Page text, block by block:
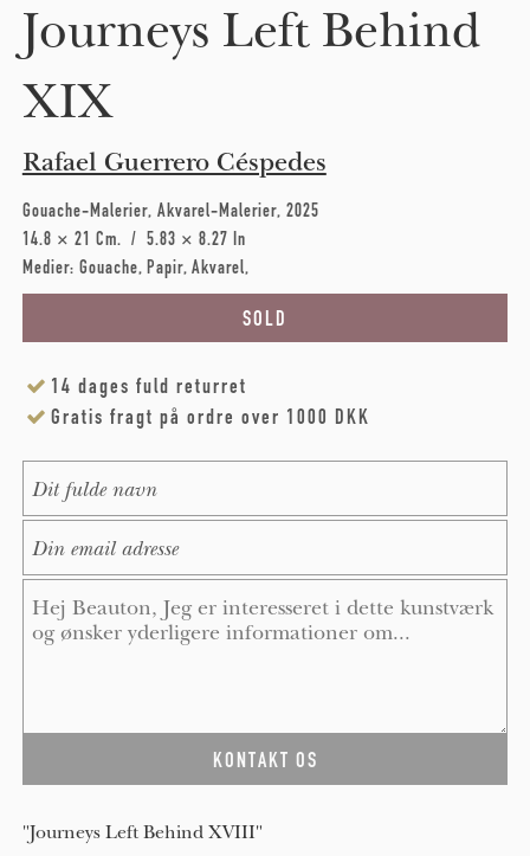
Journeys Left Behind
XIX
Rafael Guerrero Céspedes
Gouache-Malerier Akvarel-Malerier 2025
14.8 × 21 Cm
5.83 × 8.27 In
Medier: Gouache Papir Akvarel
14 dages fuld returret
Gratis fragt på ordre over 1000 DKK
"Journeys Left Behind XVIII"